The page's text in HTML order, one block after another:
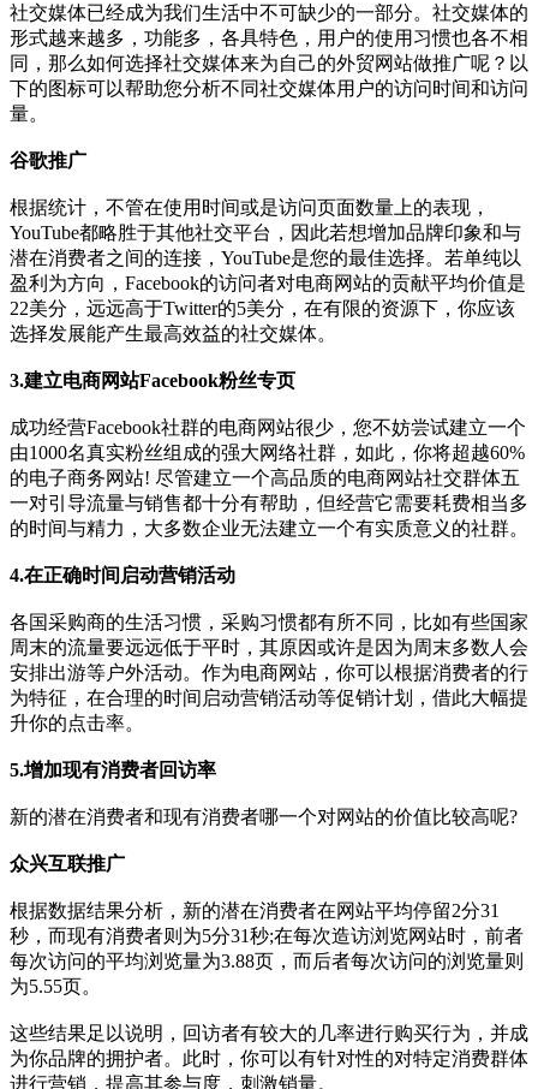
社交媒体已经成为我们生活中不可缺少的一部分。社交媒体的
形式越来越多，功能多，各具特色，用户的使用习惯也各不相
同，那么如何选择社交媒体来为自己的外贸网站做推广呢？以
下的图标可以帮助您分析不同社交媒体用户的访问时间和访问
量。
谷歌推广
根据统计，不管在使用时间或是访问页面数量上的表现，
YouTube都略胜于其他社交平台，因此若想增加品牌印象和与
潜在消费者之间的连接，YouTube是您的最佳选择。若单纯以
盈利为方向，Facebook的访问者对电商网站的贡献平均价值是
22美分，远远高于Twitter的5美分，在有限的资源下，你应该
选择发展能产生最高效益的社交媒体。
3.建立电商网站Facebook粉丝专页
成功经营Facebook社群的电商网站很少，您不妨尝试建立一个
由1000名真实粉丝组成的强大网络社群，如此，你将超越60%
的电子商务网站! 尽管建立一个高品质的电商网站社交群体五
一对引导流量与销售都十分有帮助，但经营它需要耗费相当多
的时间与精力，大多数企业无法建立一个有实质意义的社群。
4.在正确时间启动营销活动
各国采购商的生活习惯，采购习惯都有所不同，比如有些国家
周末的流量要远远低于平时，其原因或许是因为周末多数人会
安排出游等户外活动。作为电商网站，你可以根据消费者的行
为特征，在合理的时间启动营销活动等促销计划，借此大幅提
升你的点击率。
5.增加现有消费者回访率
新的潜在消费者和现有消费者哪一个对网站的价值比较高呢?
众兴互联推广
根据数据结果分析，新的潜在消费者在网站平均停留2分31
秒，而现有消费者则为5分31秒;在每次造访浏览网站时，前者
每次访问的平均浏览量为3.88页，而后者每次访问的浏览量则
为5.55页。
这些结果足以说明，回访者有较大的几率进行购买行为，并成
为你品牌的拥护者。此时，你可以有针对性的对特定消费群体
进行营销，提高其参与度，刺激销量。